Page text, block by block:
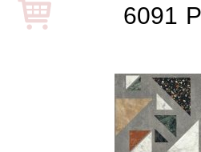
6091